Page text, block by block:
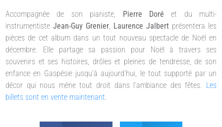
Accompagnée de son pianiste, Pierre Doré et du multi-
instrumentiste Jean-Guy Grenier, Laurence Jalbert présentera les
pièces de cet album dans un tout nouveau spectacle de Noël en
décembre. Elle partage sa passion pour Noël à travers ses
souvenirs et ses histoires, drôles et pleines de tendresse, de son
enfance en Gaspésie jusqu’à aujourd’hui, le tout supporté par un
décor qui nous mène tout droit dans l’ambiance des fêtes. Les
billets sont en vente maintenant.